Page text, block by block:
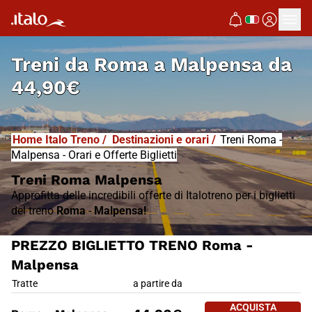
Treni da Roma a Malpensa da
44,90€
Home Italo Treno / Destinazioni e orari / Treni Roma -
Malpensa - Orari e Offerte Biglietti
Treni Roma Malpensa
Approfitta delle incredibili offerte di Italotreno per i biglietti
del trenoRoma-Malpensa!
PREZZO BIGLIETTO TRENO Roma -
Malpensa
PREZZO BIGLIETTO TRENO
Tratte a partire da
ACQUISTA
ACQUISTA
ITABUS